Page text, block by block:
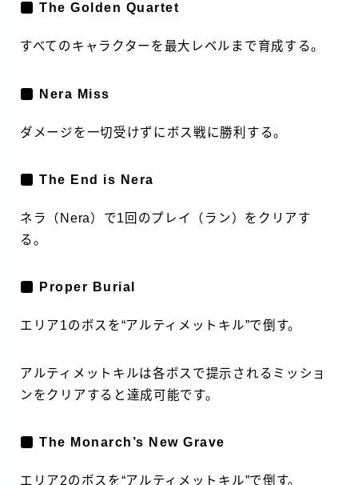
The Golden Quartet
すべてのキャラクターを最大レベルまで育成する。
Nera Miss
ダメージを一切受けずにボス戦に勝利する。
The End is Nera
ネラ（Nera）で1回のプレイ（ラン）をクリアす
る。
Proper Burial
エリア1のボスを“アルティメットキル”で倒す。
アルティメットキルは各ボスで提示されるミッショ
ンをクリアすると達成可能です。
The Monarch’s New Grave
エリア2のボスを“アルティメットキル”で倒す。